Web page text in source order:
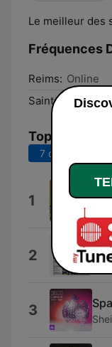
Le meilleur des
Fréquences
Reims: Online
Saint-Quentin:
Top titres
7 derniers jours
1
2 D-
3